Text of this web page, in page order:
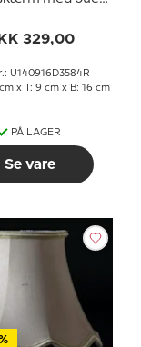
off white silke
329,00
U140916D3584R
x T: 9 cm x B: 16 cm
PÅ LAGER
Se vare